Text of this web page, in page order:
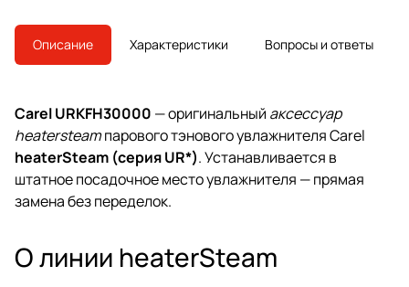
замены в совместимых моделях,
обеспечивает корректную
установку и надежную защиту
переменного тока.
Описание Характеристики Вопросы и ответы
Carel URKFH30000 — оригинальный аксессуар
heatersteamпарового тэнового увлажнителя Carel
heaterSteam (серия UR*). Устанавливается в
штатное посадочное место увлажнителя — прямая
замена без переделок.
О линии heaterSteam